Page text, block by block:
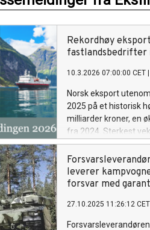
Rekordhøy
fastlandsbedrifter
10.3.2026 07:00:00 CET
Norsk eksport
2025 på et historisk
milliarder kroner, en
fra 2024. Sterkest
forsvarsindustrien,
reiseliv.
leverer
forsvar med
27.10.2025 11:26:12 CET